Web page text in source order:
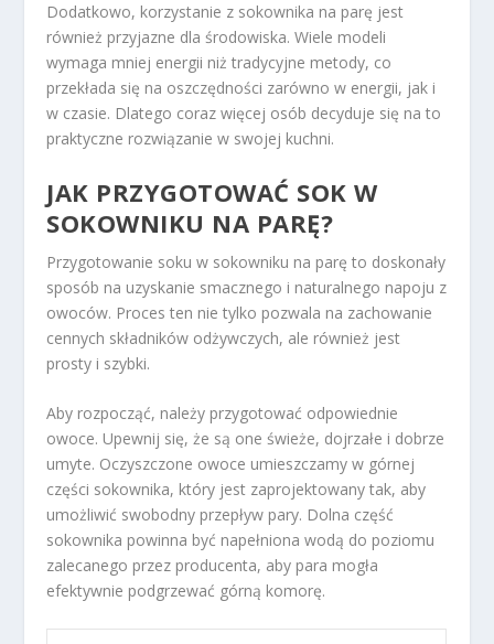
Dodatkowo, korzystanie z sokownika na parę jest
również przyjazne dla środowiska. Wiele modeli
wymaga mniej energii niż tradycyjne metody, co
przekłada się na oszczędności zarówno w energii, jak i
w czasie. Dlatego coraz więcej osób decyduje się na to
praktyczne rozwiązanie w swojej kuchni.
JAK PRZYGOTOWAĆ SOK W
SOKOWNIKU NA PARĘ?
Przygotowanie soku w sokowniku na parę to doskonały
sposób na uzyskanie smacznego i naturalnego napoju z
owoców. Proces ten nie tylko pozwala na zachowanie
cennych składników odżywczych, ale również jest
prosty i szybki.
Aby rozpocząć, należy przygotować odpowiednie
owoce. Upewnij się, że są one świeże, dojrzałe i dobrze
umyte. Oczyszczone owoce umieszczamy w górnej
części sokownika, który jest zaprojektowany tak, aby
umożliwić swobodny przepływ pary. Dolna część
sokownika powinna być napełniona wodą do poziomu
zalecanego przez producenta, aby para mogła
efektywnie podgrzewać górną komorę.